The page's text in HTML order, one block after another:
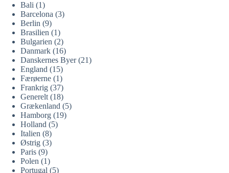
Bali (1)
Barcelona (3)
Berlin (9)
Brasilien (1)
Bulgarien (2)
Danmark (16)
Danskernes Byer(21)
England (15)
Færøerne (1)
Frankrig (37)
Generelt (18)
Grækenland (5)
Hamborg (19)
Holland (5)
Italien (8)
Østrig (3)
Paris (9)
Polen (1)
Portugal (5)